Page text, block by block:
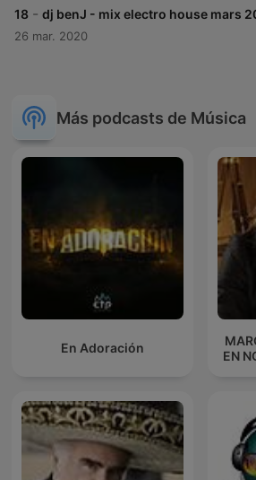
18 - dj benJ - mix electro house mars
26 mar. 2020
Más podcasts de Música
En Adoración
EN